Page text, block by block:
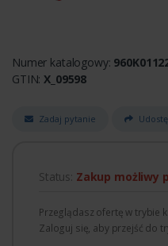
Numer katalogowy:
GTIN:X_09598
Zadaj pytanie
Status: Zakup możliwy
Przeglądasz ofertę w trybie
Zaloguj się, aby przejść do